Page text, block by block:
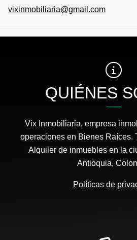
vixinmobiliaria@gmail.com
QUIÉNES
Vix Inmobiliaria, empresa
operaciones en Bienes Raíces.
Alquiler de inmuebles en la
Antioquia,
Políticas de